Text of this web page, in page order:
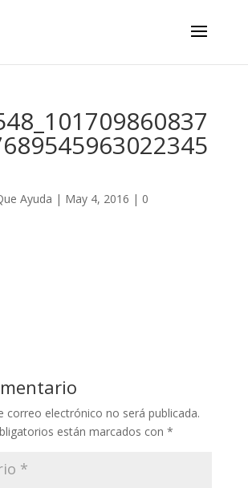
Ayuda | May 4, 2016 | 0
correo electrónico no será publicada.
están marcados con *